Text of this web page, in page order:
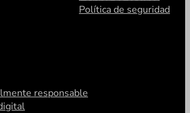
Política de seguridad
responsable